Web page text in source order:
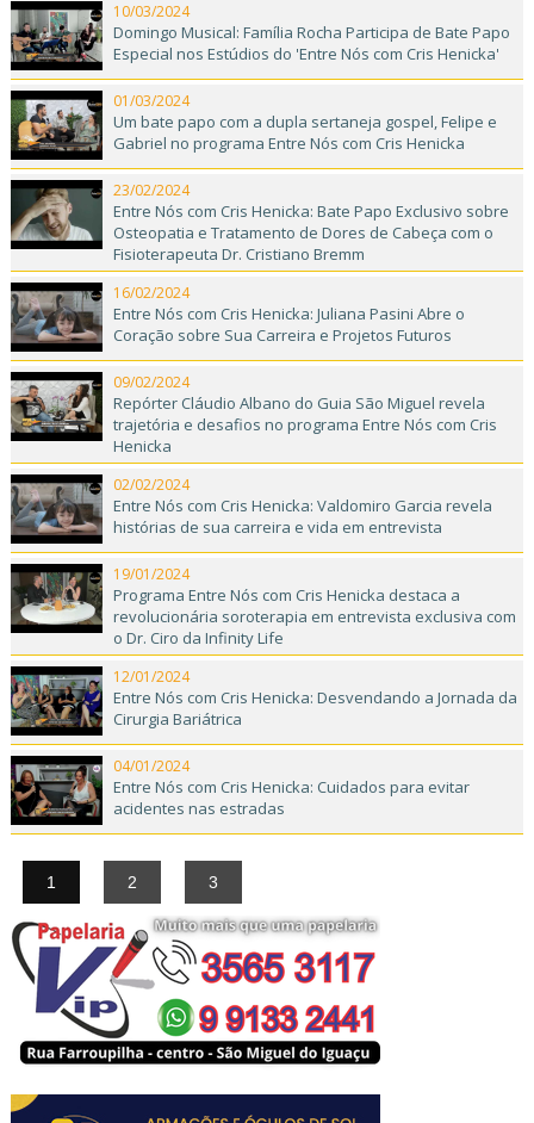
10/03/2024
Domingo Musical: Família Rocha Participa de Bate Papo
Especial nos Estúdios do 'Entre Nós com Cris Henicka'
01/03/2024
Um bate papo com a dupla sertaneja gospel, Felipe e
Gabriel no programa Entre Nós com Cris Henicka
23/02/2024
Entre Nós com Cris Henicka: Bate Papo Exclusivo sobre
Osteopatia e Tratamento de Dores de Cabeça com o
Fisioterapeuta Dr. Cristiano Bremm
16/02/2024
Entre Nós com Cris Henicka: Juliana Pasini Abre o
Coração sobre Sua Carreira e Projetos Futuros
09/02/2024
Repórter Cláudio Albano do Guia São Miguel revela
trajetória e desafios no programa Entre Nós com Cris
Henicka
02/02/2024
Entre Nós com Cris Henicka: Valdomiro Garcia revela
histórias de sua carreira e vida em entrevista
19/01/2024
Programa Entre Nós com Cris Henicka destaca a
revolucionária soroterapia em entrevista exclusiva com
o Dr. Ciro da Infinity Life
12/01/2024
Entre Nós com Cris Henicka: Desvendando a Jornada da
Cirurgia Bariátrica
04/01/2024
Entre Nós com Cris Henicka: Cuidados para evitar
acidentes nas estradas
1 2 3